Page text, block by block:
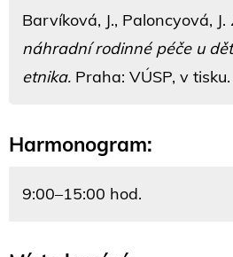
Barvíková, J., Paloncyová, J.
náhradní rodinné péče u
etnika. Praha: VÚSP, v tisku.
Harmonogram:
9:00–15:00 hod.